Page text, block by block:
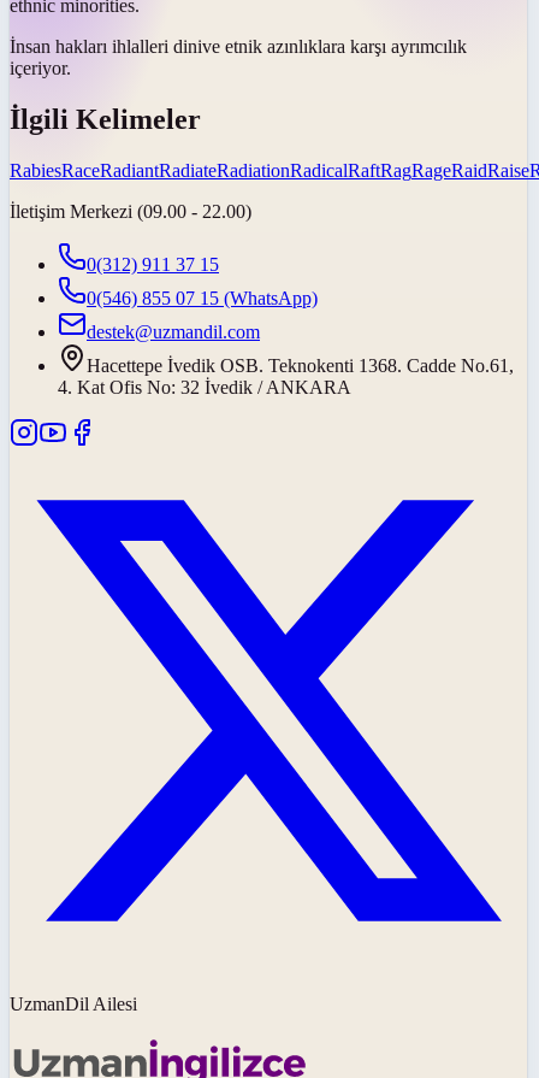
ethnic minorities.
İnsan hakları ihlalleri dinive etnik azınlıklara karşı ayrımcılık
içeriyor.
İlgili Kelimeler
RabiesRaceRadiantRadiateRadiationRadicalRaftRagRageRaidRaise
İletişim Merkezi (09.00 - 22.00)
0(312) 911 37 15
0(546) 855 07 15 (WhatsApp)
destek@uzmandil.com
Hacettepe İvedik OSB. Teknokenti 1368. Cadde No.61,
4. Kat Ofis No: 32 İvedik / ANKARA
UzmanDil Ailesi